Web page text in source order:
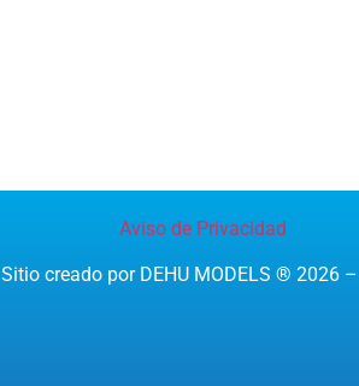
Aviso de Privacidad
Sitio creado por DEHU MODELS ® 2026